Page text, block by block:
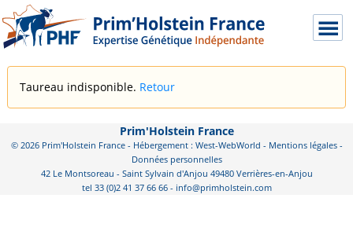
Taureau indisponible. Retour
Prim'Holstein France
© 2026 Prim'Holstein France - Hébergement : West-WebWorld - Mentions légales-
Données personnelles
42 Le Montsoreau - Saint Sylvain d'Anjou 49480 Verrières-en-Anjou
tel 33 (0)2 41 37 66 66 - info@primholstein.com